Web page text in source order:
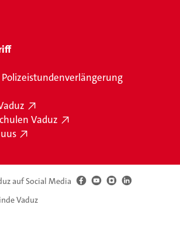
Vaduz
auf Social Media
Vaduz